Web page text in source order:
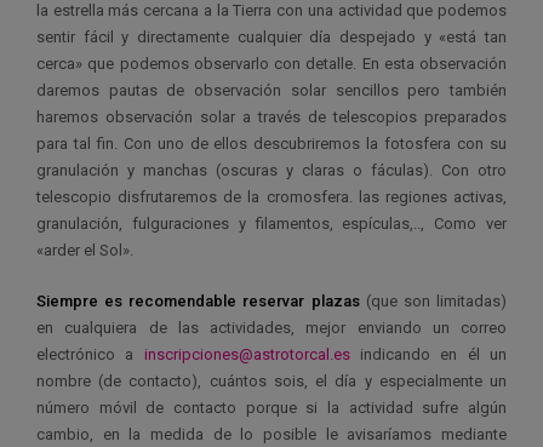
la estrella más cercana a la Tierra con una actividad que podemos
sentir fácil y directamente cualquier día despejado y «está tan
cerca» que podemos observarlo con detalle. En esta observación
daremos pautas de observación solar sencillos pero también
haremos observación solar a través de telescopios preparados
para tal fin. Con uno de ellos descubriremos la fotosfera con su
granulación y manchas (oscuras y claras o fáculas). Con otro
telescopio disfrutaremos de la cromosfera. las regiones activas,
granulación, fulguraciones y filamentos, espículas,.., Como ver
«arder el Sol».
Siempre es recomendable reservar plazas (que son limitadas)
en cualquiera de las actividades, mejor enviando un correo
electrónico a inscripciones@astrotorcal.esindicando en él un
nombre (de contacto), cuántos sois, el día y especialmente un
número móvil de contacto porque si la actividad sufre algún
cambio, en la medida de lo posible le avisaríamos mediante